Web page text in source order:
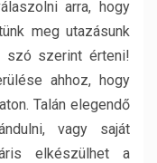
arra, hogy
meg utazásunk
szó szerint érteni!
ahhoz, hogy
Talán elegendő
vagy saját
elkészülhet a